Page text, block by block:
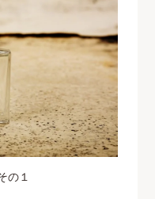
の１